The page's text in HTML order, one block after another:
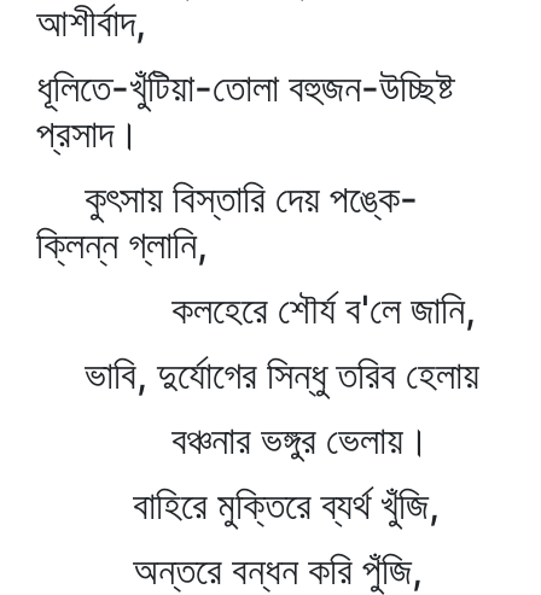
আশীর্বাদ,
ধূলিতে-খুঁটিয়া-তোলা বহুজন-উচ্ছিষ্ট
প্রসাদ।
কুৎসায় বিস্তারি দেয় পঙ্কে-
ক্লিন্ন গ্লানি,
কলহেরে শৌর্য ব'লে জানি,
ভাবি, দুর্যোগের সিন্ধু তরিব হেলায়
বঞ্চনার ভঙ্গুর ভেলায়।
বাহিরে মুক্তিরে ব্যর্থ খুঁজি,
অন্তরে বন্ধন করি পুঁজি,